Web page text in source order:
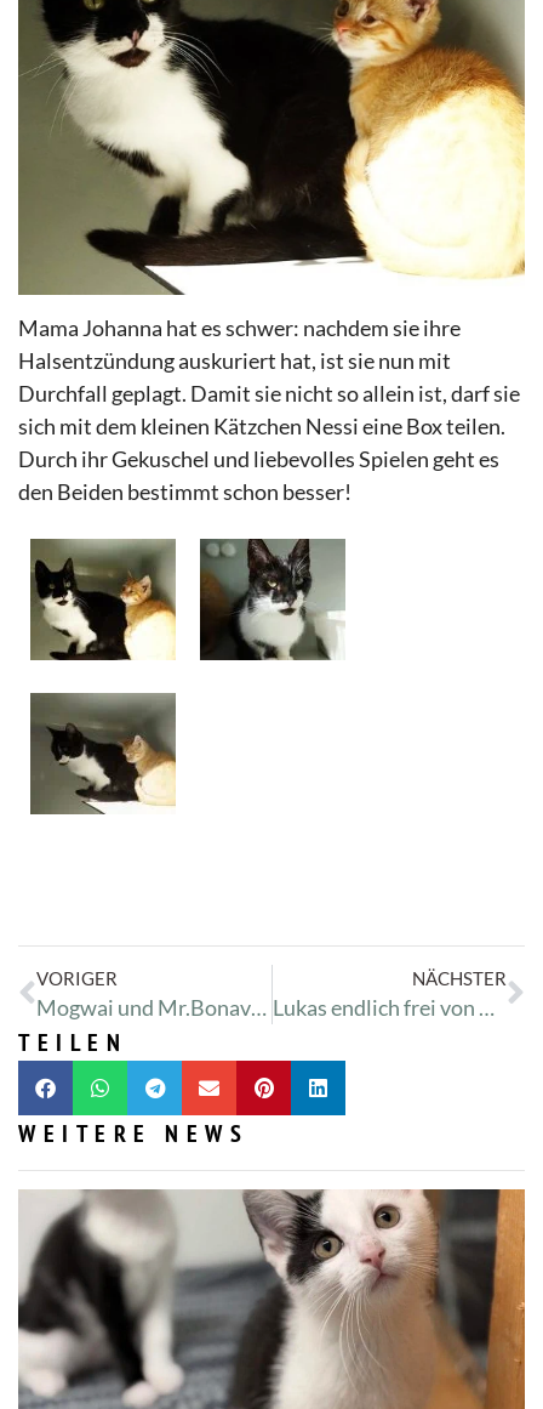
Mama Johanna hat es schwer: nachdem sie ihre
Halsentzündung auskuriert hat, ist sie nun mit
Durchfall geplagt. Damit sie nicht so allein ist, darf sie
sich mit dem kleinen Kätzchen Nessi eine Box teilen.
Durch ihr Gekuschel und liebevolles Spielen geht es
den Beiden bestimmt schon besser!
VORIGER
Mogwai und Mr.Bonaventura: Ziemlich beste Freunde
NÄCHSTER
Lukas endlich frei von Pilzen!
TEILEN
WEITERE NEWS